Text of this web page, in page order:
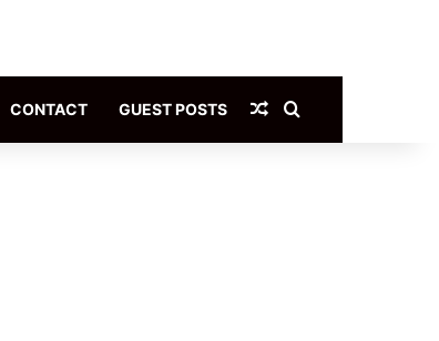
CONTACT GUEST POSTS Article Aléatoire